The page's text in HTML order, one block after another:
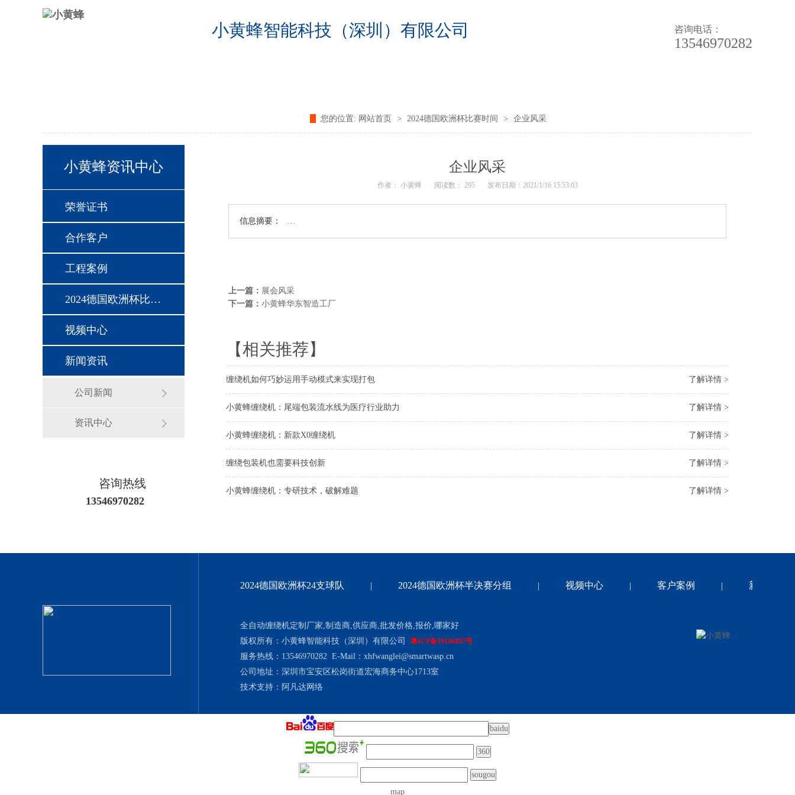
小黄蜂智能科技（深圳）有限公司 咨询电话：
13546970282
您的位置: 网站首页 > 2024德国欧洲杯比赛时间 > 企业风采
企业风采
作者： 小黄蜂 阅读数： 295 发布日期：2021/1/16 15:53:03
信息摘要： …
上一篇： 展会风采
下一篇： 小黄蜂华东智造工厂
【相关推荐】
了解详情 >
缠绕机如何巧妙运用手动模式来实现打包
了解详情 >
小黄蜂缠绕机：尾端包装流水线为医疗行业助力
了解详情 >
小黄蜂缠绕机：新款X0缠绕机
了解详情 >
缠绕包装机也需要科技创新
了解详情 >
小黄蜂缠绕机：专研技术，破解难题
小黄蜂资讯中心
荣誉证书
合作客户
工程案例
2024德国欧洲杯比赛时间
视频中心
新闻资讯
公司新闻
资讯中心
咨询热线
13546970282
2024德国欧洲杯24支球队 2024德国欧洲杯半决赛分组 视频中心 客户案例 新闻中心
全自动缠绕机定制厂家,制造商,供应商,批发价格,报价,哪家好
版权所有：小黄蜂智能科技（深圳）有限公司 粤ICP备19146497号
服务热线：13546970282 E-Mail：xhfwanglei@smartwasp.cn
公司地址：深圳市宝安区松岗街道宏海商务中心1713室
技术支持： 阿凡达网络
map